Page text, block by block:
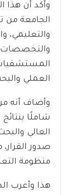
وأكد أن هذا
الجامعة من
والتعليمي،
والتخصصات
المستشفيات
العملي
وأضاف أنه
شاملًا
العالي
صدور
منظومة
هذا وأعرب